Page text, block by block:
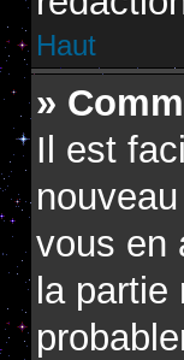
Haut
»
Il est
vous en
la